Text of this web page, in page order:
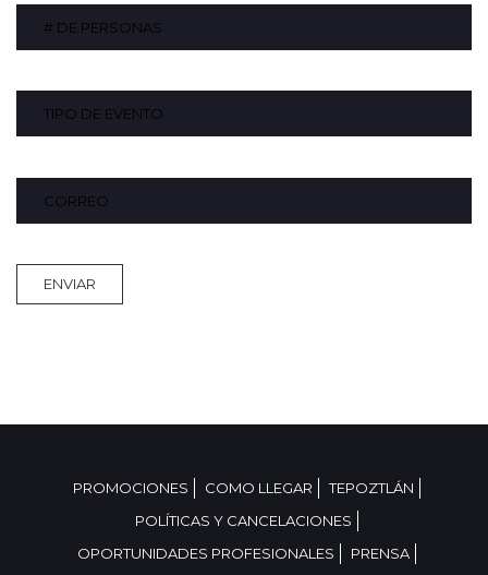
PROMOCIONES COMO LLEGAR
TEPOZTLÁN
POLÍTICAS Y CANCELACIONES
OPORTUNIDADES PROFESIONALES
PRENSA